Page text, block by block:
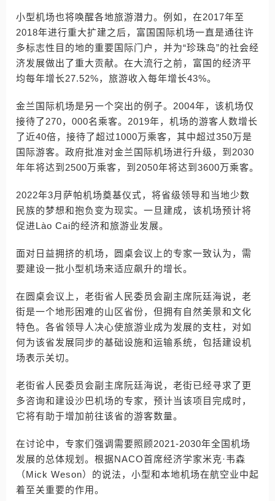
小型机场也将唤醒各地旅游潜力。例如，在2017年至
2018年进行重大扩建之后，富国国际机场一直是通往许
多标志性目的地的重要国际门户，并为“珍珠岛”的社会经
济发展做出了重大贡献。在大流行之前，富国的经济平
均每年增长27.52%，旅游收入每年增长43%。
金兰国际机场是另一个突出的例子。2004年，该机场仅
接待了270，000名乘客。2019年，机场的游客人数增长
了近40倍，接待了超过1000万乘客，其中超过350万是
国际游客。政府批准对金兰国际机场进行升级，到2030
年年将达到2500万乘客，到2050年将达到3600万乘客。
2022年3月萨帕机场奠基仪式，将省级领导和当地少数
民族的梦想和抱负变为现实。一旦建成，该机场预计将
促进Lào Cai的经济和旅游业发展。
面对日益拥挤的机场，圆桌会议上的专家一致认为，需
要建设一批小型机场来适应飙升的增长。
在圆桌会议上，老街省人民委员会副主席阮廷海说，老
街是一个地形困难的山区省份，但拥有自然美景和文化
特色。各省领导人决心使旅游业成为发展的支柱，对如
何为该省发展同步的基础设施和运输系统，包括建设机
场表示关切。
老街省人民委员会副主席阮廷海说，老街已经寻求了更
多咨询和建设沙巴机场的专家，预计当该项目完成时，
它将有助于增加前往该省的游客数量。
在讨论中，专家们强调需要照顾2021-2030年全国机场
发展的总体规划。根据NACO首席经济学家米克·韦森
（Mick Weson）的说法，小型和本地机场在航空业中起
着至关重要的作用。